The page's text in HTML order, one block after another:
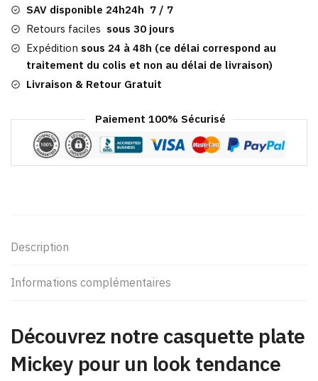
SAV disponible 24h24h 7 / 7
Retours faciles sous 30 jours
Expédition sous 24 à 48h (ce délai correspond au
traitement du colis et non au délai de livraison)
Livraison & Retour Gratuit
Paiement 100% Sécurisé
Description
Informations complémentaires
Découvrez notre casquette plate
Mickey pour un look tendance